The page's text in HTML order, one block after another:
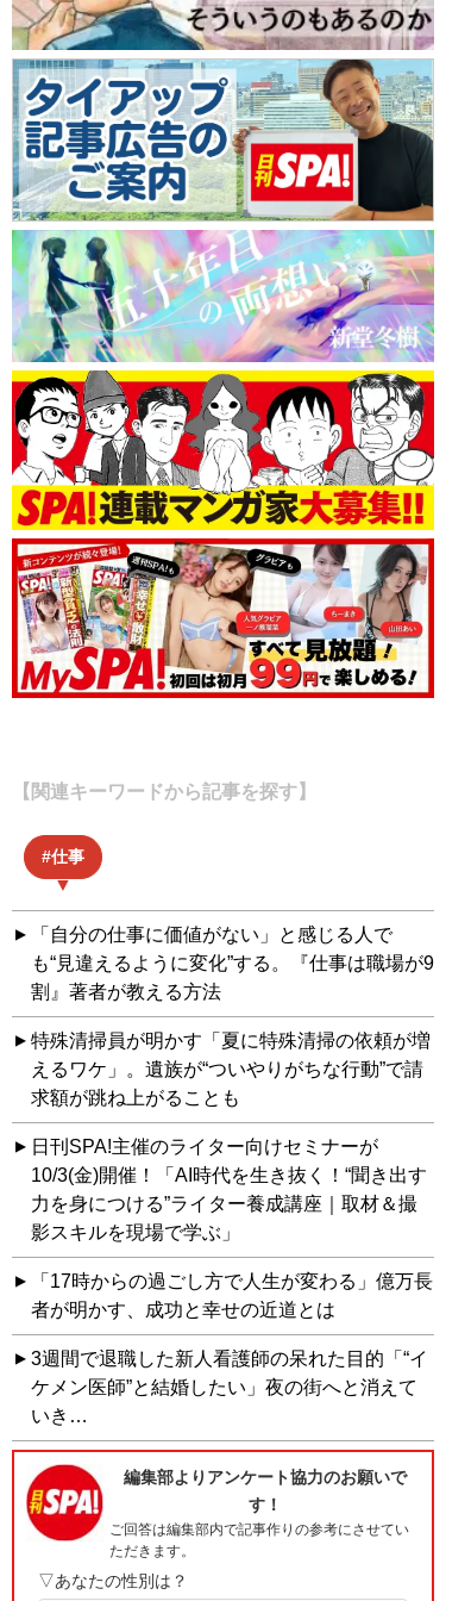
【関連キーワードから記事を探す】
仕事
「自分の仕事に価値がない」と感じる人で
も“見違えるように変化”する。『仕事は職場が9
割』著者が教える方法
特殊清掃員が明かす「夏に特殊清掃の依頼が増
えるワケ」。遺族が“ついやりがちな行動”で請
求額が跳ね上がることも
日刊SPA!主催のライター向けセミナーが
10/3(金)開催！「AI時代を生き抜く！“聞き出す
力を身につける”ライター養成講座｜取材＆撮
影スキルを現場で学ぶ」
「17時からの過ごし方で人生が変わる」億万長
者が明かす、成功と幸せの近道とは
3週間で退職した新人看護師の呆れた目的「“イ
ケメン医師”と結婚したい」夜の街へと消えて
いき…